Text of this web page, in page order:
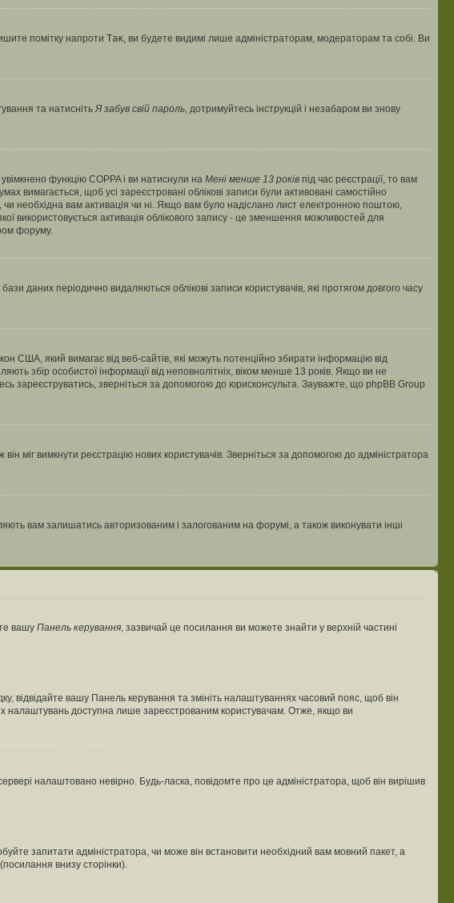
помітку напроти Так, ви будете видимі лише адміністраторам, модераторам та собі. Ви
та натиснітьЯ забув свій пароль, дотримуйтесь інструкцій і незабаром ви знову
функцію COPPA і ви натиснули на Мені менше 13 років під час реєстрації, то вам
вимагається, щоб усі зареєстровані облікові записи були активовані самостійно
необхідна вам активація чи ні. Якщо вам було надіслано лист електронною поштою,
використовується активація облікового запису - це зменшення можливостей для
форуму.
даних періодично видаляються облікові записи користувачів, які протягом довгого часу
США, який вимагає від веб-сайтів, які можуть потенційно збирати інформацію від
збір особистої інформації від неповнолітніх, віком менше 13 років. Якщо ви не
зареєструватись, зверніться за допомогою до юрисконсульта. Зауважте, що phpBB Group
міг вимкнути реєстрацію нових користувачів. Зверніться за допомогою до адміністратора
вам залишатись авторизованим і залогованим на форумі, а також виконувати інші
вашу Панель керування, зазвичай це посилання ви можете знайти у верхній частині
відвідайте вашу Панель керування та змініть налаштуваннях часовий пояс, щоб він
налаштувань доступна лише зареєстрованим користувачам. Отже, якщо ви
налаштовано невірно. Будь-ласка, повідомте про це адміністратора, щоб він вирішив
запитати адміністратора, чи може він встановити необхідний вам мовний пакет, а
внизу сторінки).